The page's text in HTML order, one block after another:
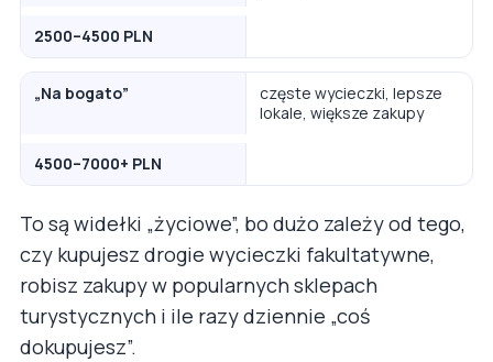
2500–4500 PLN
„Na bogato”
częste wycieczki, lepsze
lokale, większe zakupy
4500–7000+ PLN
To są widełki „życiowe”, bo dużo zależy od tego,
czy kupujesz drogie wycieczki fakultatywne,
robisz zakupy w popularnych sklepach
turystycznych i ile razy dziennie „coś
dokupujesz”.